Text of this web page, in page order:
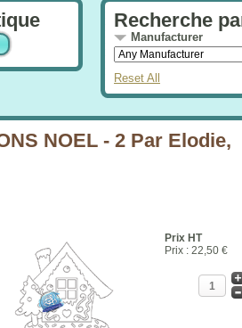
Recherche
Manufacturer
Reset All
NOEL - 2 Par Elodie,
Prix HT
Prix : 22,50 €